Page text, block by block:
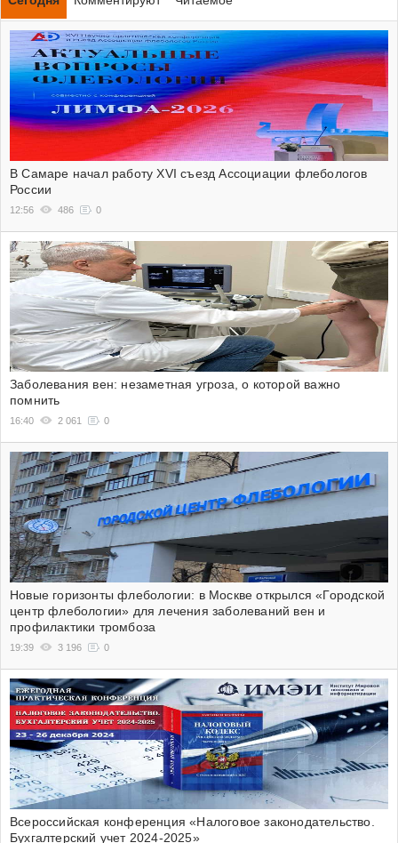
В Самаре начал работу XVI съезд Ассоциации флебологов
России
12:56 486 0
Заболевания вен: незаметная угроза, о которой важно
помнить
16:40 2 061 0
Новые горизонты флебологии: в Москве открылся «Городской
центр флебологии» для лечения заболеваний вен и
профилактики тромбоза
19:39 3 196 0
Всероссийская конференция «Налоговое законодательство.
Бухгалтерский учет 2024-2025»